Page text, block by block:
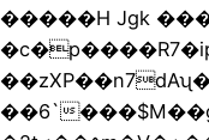
�����H Jgk
��6`